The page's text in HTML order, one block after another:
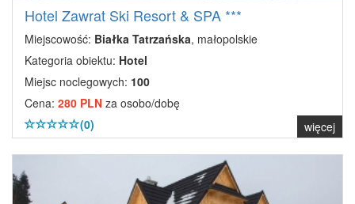
Hotel Zawrat Ski Resort & SPA ***
Miejscowość: Białka Tatrzańska, małopolskie
Kategoria obiektu: Hotel
Miejsc noclegowych: 100
Cena: 280 PLN za osobo/dobę
(0)
więcej